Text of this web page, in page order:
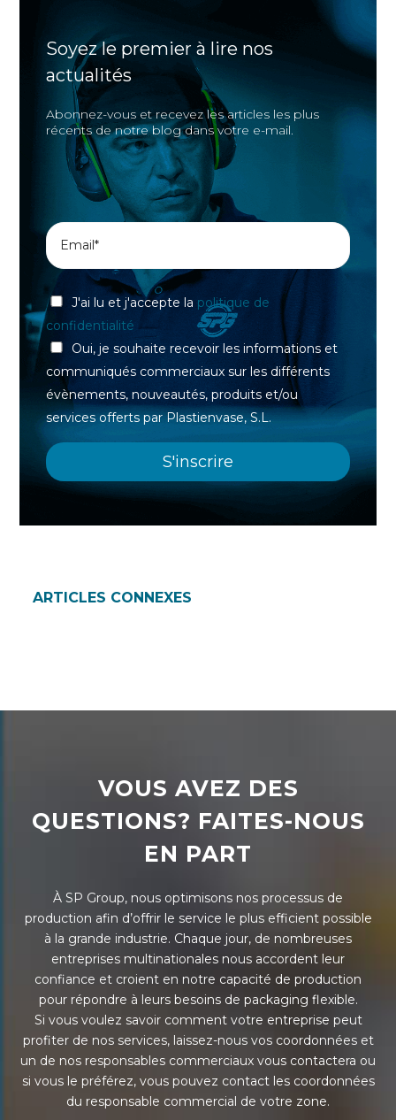
Soyez le premier à lire nos
actualités
Abonnez-vous et recevez les articles les plus
récents de notre blog dans votre e-mail.
J'ai lu et j'accepte la politique de
confidentialité
Oui, je souhaite recevoir les informations et
communiqués commerciaux sur les différents
évènements, nouveautés, produits et/ou
services offerts par Plastienvase, S.L.
ARTICLES CONNEXES
VOUS AVEZ DES
QUESTIONS? FAITES-NOUS
EN PART
À SP Group, nous optimisons nos processus de
production afin d’offrir le service le plus efficient possible
à la grande industrie. Chaque jour, de nombreuses
entreprises multinationales nous accordent leur
confiance et croient en notre capacité de production
pour répondre à leurs besoins de packaging flexible.
Si vous voulez savoir comment votre entreprise peut
profiter de nos services, laissez-nous vos coordonnées et
un de nos responsables commerciaux vous contactera ou
si vous le préférez, vous pouvez contact les coordonnées
du responsable commercial de votre zone.